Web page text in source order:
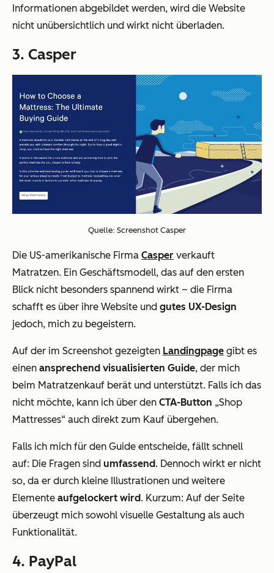
Informationen abgebildet werden, wird die Website
nicht unübersichtlich und wirkt nicht überladen.
3. Casper
Quelle: Screenshot Casper
Die US-amerikanische Firma Casper verkauft
Matratzen. Ein Geschäftsmodell, das auf den ersten
Blick nicht besonders spannend wirkt – die Firma
schafft es über ihre Website und gutes UX-Design
jedoch, mich zu begeistern.
Auf der im Screenshot gezeigten Landingpage gibt es
einen ansprechend visualisierten Guide, der mich
beim Matratzenkauf berät und unterstützt. Falls ich das
nicht möchte, kann ich über den CTA-Button „Shop
Mattresses“ auch direkt zum Kauf übergehen.
Falls ich mich für den Guide entscheide, fällt schnell
auf: Die Fragen sind umfassend. Dennoch wirkt er nicht
so, da er durch kleine Illustrationen und weitere
Elemente aufgelockert wird. Kurzum: Auf der Seite
überzeugt mich sowohl visuelle Gestaltung als auch
Funktionalität.
4. PayPal